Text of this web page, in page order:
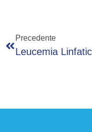
Precedente